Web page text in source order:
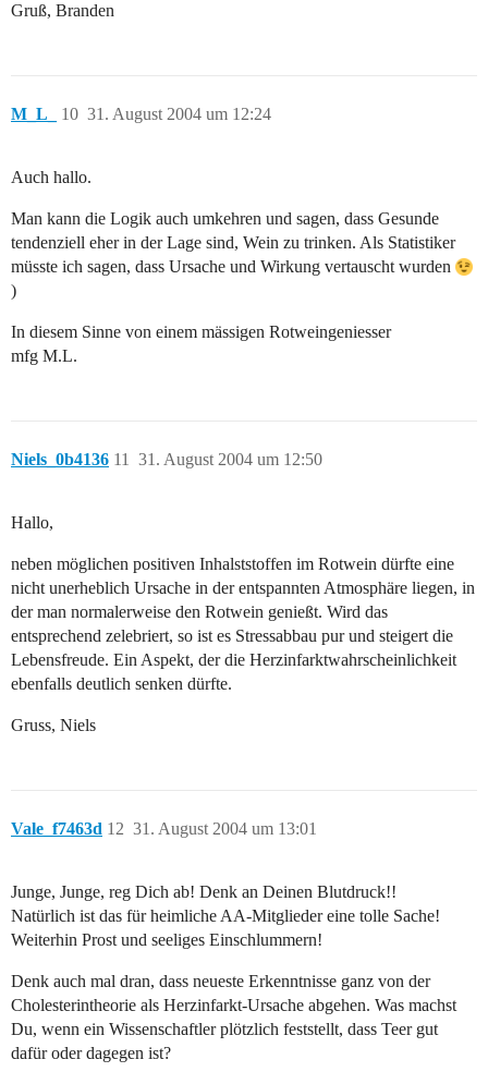
Gruß, Branden
M_L_ 31. August 2004 um 12:24
10
Auch hallo.
Man kann die Logik auch umkehren und sagen, dass Gesunde
tendenziell eher in der Lage sind, Wein zu trinken. Als Statistiker
müsste ich sagen, dass Ursache und Wirkung vertauscht wurden
)
In diesem Sinne von einem mässigen Rotweingeniesser
mfg M.L.
Niels_0b4136 31. August 2004 um 12:50
11
Hallo,
neben möglichen positiven Inhalststoffen im Rotwein dürfte eine
nicht unerheblich Ursache in der entspannten Atmosphäre liegen, in
der man normalerweise den Rotwein genießt. Wird das
entsprechend zelebriert, so ist es Stressabbau pur und steigert die
Lebensfreude. Ein Aspekt, der die Herzinfarktwahrscheinlichkeit
ebenfalls deutlich senken dürfte.
Gruss, Niels
Vale_f7463d 31. August 2004 um 13:01
12
Junge, Junge, reg Dich ab! Denk an Deinen Blutdruck!!
Natürlich ist das für heimliche AA-Mitglieder eine tolle Sache!
Weiterhin Prost und seeliges Einschlummern!
Denk auch mal dran, dass neueste Erkenntnisse ganz von der
Cholesterintheorie als Herzinfarkt-Ursache abgehen. Was machst
Du, wenn ein Wissenschaftler plötzlich feststellt, dass Teer gut
dafür oder dagegen ist?